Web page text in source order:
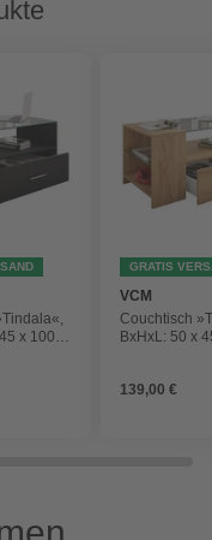
x 100
GRATIS
VCM
Couchtisch
BxHxL: 50 x
139,00 €